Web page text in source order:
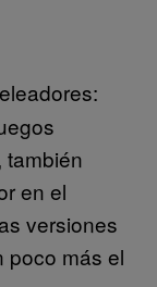
también
en el
versiones
poco más el